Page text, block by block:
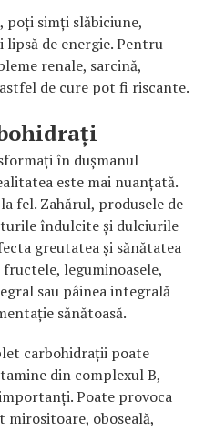
poți simți slăbiciune,
lipsă de energie. Pentru
renale, sarcină,
de cure pot fi riscante.
în dușmanul
este mai nuanțată.
fel. Zahărul, produsele de
îndulcite și dulciurile
greutatea și sănătatea
leguminoasele,
sau pâinea integrală
sănătoasă.
carbohidrații poate
din complexul B,
Poate provoca
oboseală,